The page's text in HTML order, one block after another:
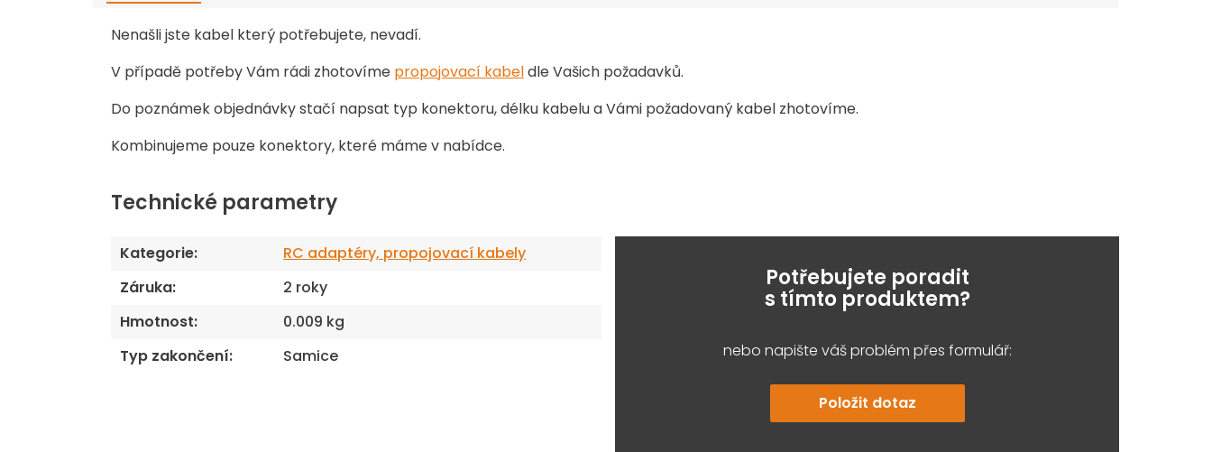
Nenašli jste kabel který potřebujete, nevadí.
V případě potřeby Vám rádi zhotovíme propojovací kabeldle Vašich požadavků.
Do poznámek objednávky stačí napsat typ konektoru, délku kabelu a Vámi požadovaný kabel zhotovíme.
Kombinujeme pouze konektory, které máme v nabídce.
Technické parametry
Kategorie:
RC adaptéry, propojovací kabely
Záruka:
2 roky
Hmotnost:
0.009 kg
Typ zakončení: Samice
Potřebujete poradit
s tímto produktem?
nebo napište váš problém přes formulář:
Položit dotaz